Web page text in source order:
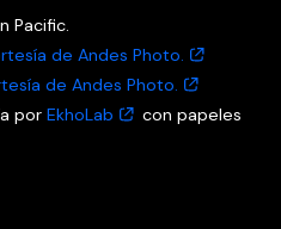
Pacific.
de Andes Photo.
de Andes Photo.
por EkhoLab
con papeles